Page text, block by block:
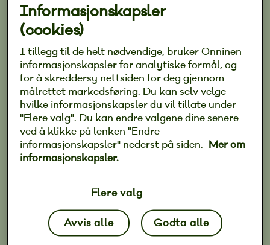
Med 40 års samlet erfaring i bransjen,
tilbyr vi en bred ekspertise og solid
Vårt team består av 14 dedikerte ansatte,
inkludert erfarne montører og dyktige
lærlinger. Vi er stolte av å levere høy
kvalitet og pålitelig service til både
private og kommersielle prosjekter.
Hos oss er kunden alltid i fokus, og vi
sørger for at alle oppdrag blir utført etter
AL Elektro AS
Informasjonskapsler
(cookies)
I tillegg til de helt nødvendige, bruker Onninen
informasjonskapsler for analytiske formål, og
for å skreddersy nettsiden for deg gjennom
målrettet markedsføring. Du kan selv velge
hvilke informasjonskapsler du vil tillate under
"Flere valg". Du kan endre valgene dine senere
ved å klikke på lenken "Endre
informasjonskapsler" nederst på siden. Mer om
informasjonskapsler.
Flere valg
Avvis alle Godta alle